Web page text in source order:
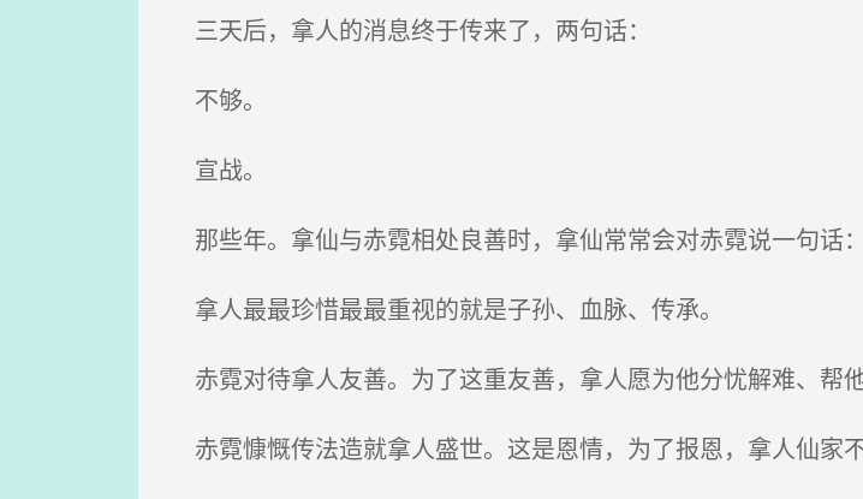
三天后，拿人的消息终于传来了，两句话：
不够。
宣战。
那些年。拿仙与赤霓相处良善时，拿仙常常会对赤霓说一句话
拿人最最珍惜最最重视的就是子孙、血脉、传承。
赤霓对待拿人友善。为了这重友善，拿人愿为他分忧解难、帮他
赤霓慷慨传法造就拿人盛世。这是恩情，为了报恩，拿人仙家